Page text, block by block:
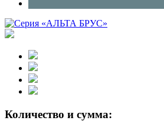
Количество и сумма: